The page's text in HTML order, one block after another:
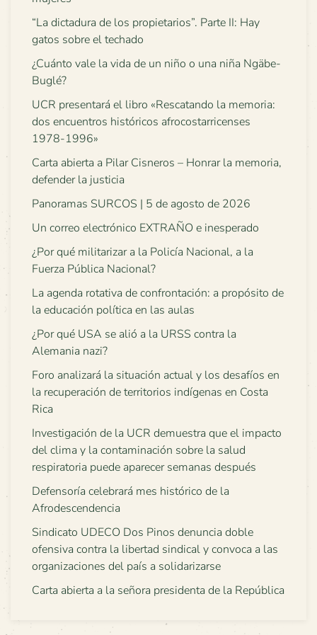
“La dictadura de los propietarios”. Parte II: Hay
gatos sobre el techado
¿Cuánto vale la vida de un niño o una niña Ngäbe-
Buglé?
UCR presentará el libro «Rescatando la memoria:
dos encuentros históricos afrocostarricenses
1978-1996»
Carta abierta a Pilar Cisneros – Honrar la memoria,
defender la justicia
Panoramas SURCOS | 5 de agosto de 2026
Un correo electrónico EXTRAÑO e inesperado
¿Por qué militarizar a la Policía Nacional, a la
Fuerza Pública Nacional?
La agenda rotativa de confrontación: a propósito de
la educación política en las aulas
¿Por qué USA se alió a la URSS contra la
Alemania nazi?
Foro analizará la situación actual y los desafíos en
la recuperación de territorios indígenas en Costa
Rica
Investigación de la UCR demuestra que el impacto
del clima y la contaminación sobre la salud
respiratoria puede aparecer semanas después
Defensoría celebrará mes histórico de la
Afrodescendencia
Sindicato UDECO Dos Pinos denuncia doble
ofensiva contra la libertad sindical y convoca a las
organizaciones del país a solidarizarse
Carta abierta a la señora presidenta de la República